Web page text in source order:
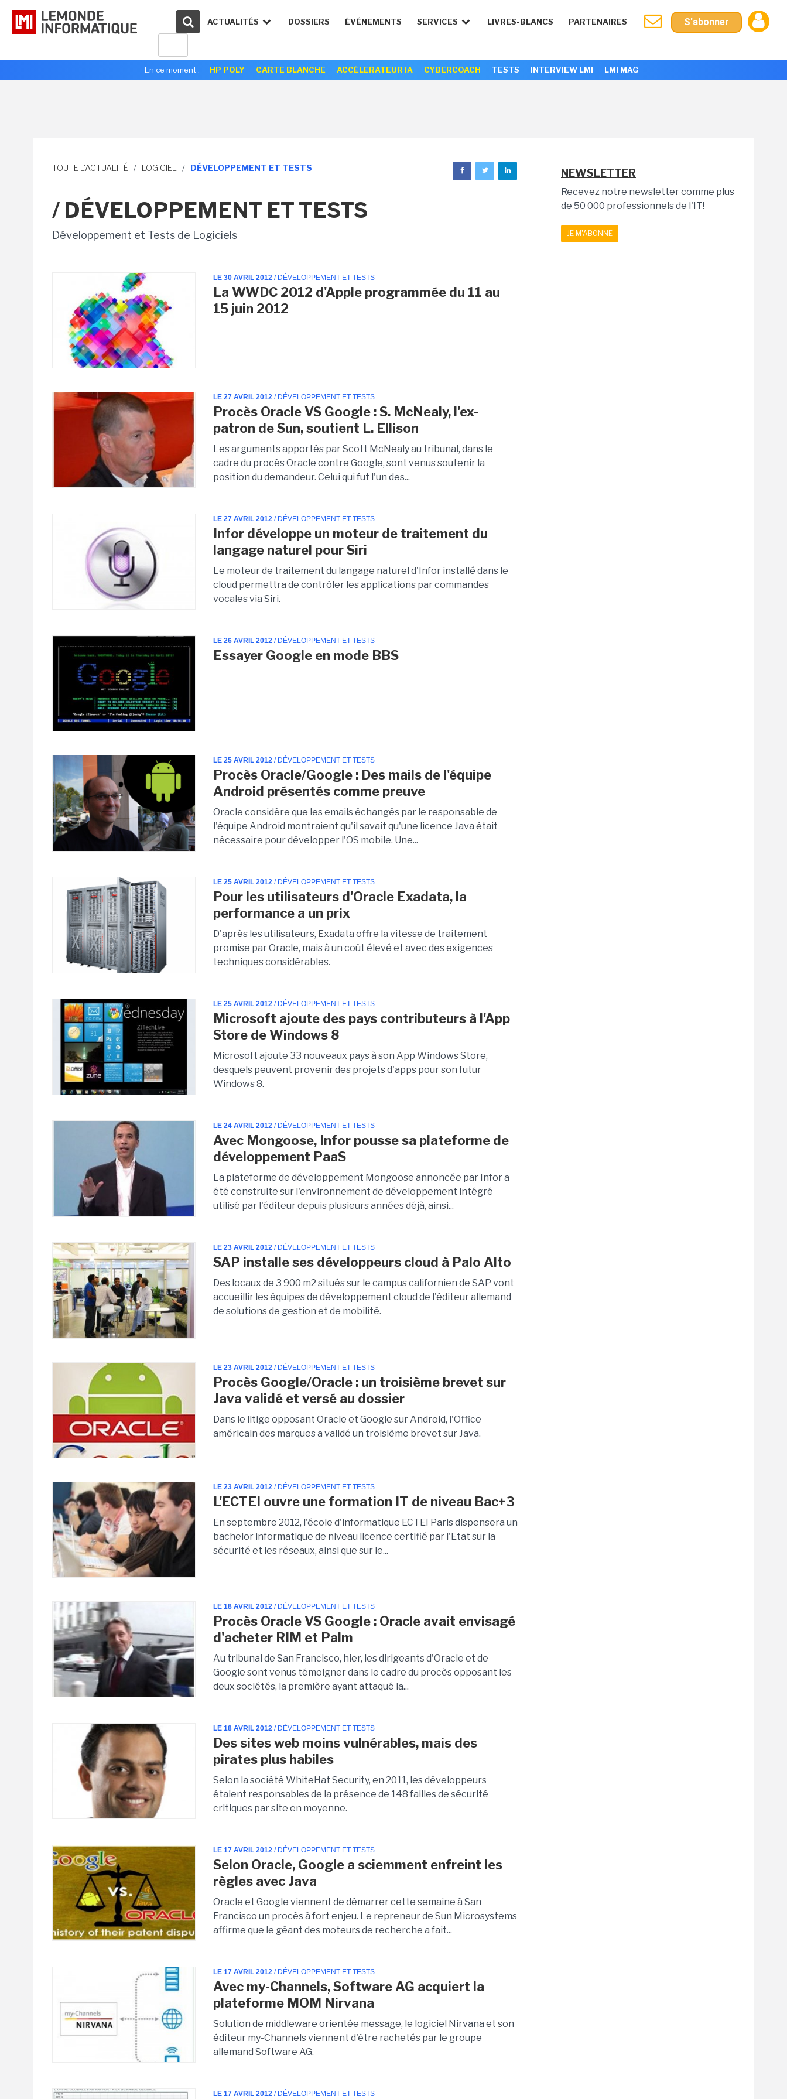
ACTUALITÉS DOSSIERS ÉVÉNEMENTS SERVICES LIVRES-BLANCS PARTENAIRES S'abonner
En ce moment : HP POLY CARTE BLANCHE ACCÉLERATEUR IA CYBERCOACH TESTS INTERVIEW LMI LMI MAG
TOUTE L'ACTUALITÉ / LOGICIEL / DÉVELOPPEMENT ET TESTS
/ DÉVELOPPEMENT ET TESTS
Développement et Tests de Logiciels
LE 30 AVRIL 2012 / DÉVELOPPEMENT ET TESTS
La WWDC 2012 d'Apple programmée du 11 au
15 juin 2012
LE 27 AVRIL 2012 / DÉVELOPPEMENT ET TESTS
Procès Oracle VS Google : S. McNealy, l'ex-
patron de Sun, soutient L. Ellison
Les arguments apportés par Scott McNealy au tribunal, dans le
cadre du procès Oracle contre Google, sont venus soutenir la
position du demandeur. Celui qui fut l'un des...
LE 27 AVRIL 2012 / DÉVELOPPEMENT ET TESTS
Infor développe un moteur de traitement du
langage naturel pour Siri
Le moteur de traitement du langage naturel d'Infor installé dans le
cloud permettra de contrôler les applications par commandes
vocales via Siri.
LE 26 AVRIL 2012 / DÉVELOPPEMENT ET TESTS
Essayer Google en mode BBS
LE 25 AVRIL 2012 / DÉVELOPPEMENT ET TESTS
Procès Oracle/Google : Des mails de l'équipe
Android présentés comme preuve
Oracle considère que les emails échangés par le responsable de
l'équipe Android montraient qu'il savait qu'une licence Java était
nécessaire pour développer l'OS mobile. Une...
LE 25 AVRIL 2012 / DÉVELOPPEMENT ET TESTS
Pour les utilisateurs d'Oracle Exadata, la
performance a un prix
D'après les utilisateurs, Exadata offre la vitesse de traitement
promise par Oracle, mais à un coût élevé et avec des exigences
techniques considérables.
LE 25 AVRIL 2012 / DÉVELOPPEMENT ET TESTS
Microsoft ajoute des pays contributeurs à l'App
Store de Windows 8
Microsoft ajoute 33 nouveaux pays à son App Windows Store,
desquels peuvent provenir des projets d'apps pour son futur
Windows 8.
LE 24 AVRIL 2012 / DÉVELOPPEMENT ET TESTS
Avec Mongoose, Infor pousse sa plateforme de
développement PaaS
La plateforme de développement Mongoose annoncée par Infor a
été construite sur l'environnement de développement intégré
utilisé par l'éditeur depuis plusieurs années déjà, ainsi...
LE 23 AVRIL 2012 / DÉVELOPPEMENT ET TESTS
SAP installe ses développeurs cloud à Palo Alto
Des locaux de 3 900 m2 situés sur le campus californien de SAP vont
accueillir les équipes de développement cloud de l'éditeur allemand
de solutions de gestion et de mobilité.
LE 23 AVRIL 2012 / DÉVELOPPEMENT ET TESTS
Procès Google/Oracle : un troisième brevet sur
Java validé et versé au dossier
Dans le litige opposant Oracle et Google sur Android, l'Office
américain des marques a validé un troisième brevet sur Java.
LE 23 AVRIL 2012 / DÉVELOPPEMENT ET TESTS
L'ECTEI ouvre une formation IT de niveau Bac+3
En septembre 2012, l'école d'informatique ECTEI Paris dispensera un
bachelor informatique de niveau licence certifié par l'Etat sur la
sécurité et les réseaux, ainsi que sur le...
LE 18 AVRIL 2012 / DÉVELOPPEMENT ET TESTS
Procès Oracle VS Google : Oracle avait envisagé
d'acheter RIM et Palm
Au tribunal de San Francisco, hier, les dirigeants d'Oracle et de
Google sont venus témoigner dans le cadre du procès opposant les
deux sociétés, la première ayant attaqué la...
LE 18 AVRIL 2012 / DÉVELOPPEMENT ET TESTS
Des sites web moins vulnérables, mais des
pirates plus habiles
Selon la société WhiteHat Security, en 2011, les développeurs
étaient responsables de la présence de 148 failles de sécurité
critiques par site en moyenne.
LE 17 AVRIL 2012 / DÉVELOPPEMENT ET TESTS
Selon Oracle, Google a sciemment enfreint les
règles avec Java
Oracle et Google viennent de démarrer cette semaine à San
Francisco un procès à fort enjeu. Le repreneur de Sun Microsystems
affirme que le géant des moteurs de recherche a fait...
LE 17 AVRIL 2012 / DÉVELOPPEMENT ET TESTS
Avec my-Channels, Software AG acquiert la
plateforme MOM Nirvana
Solution de middleware orientée message, le logiciel Nirvana et son
éditeur my-Channels viennent d'être rachetés par le groupe
allemand Software AG.
LE 17 AVRIL 2012 / DÉVELOPPEMENT ET TESTS
NEWSLETTER
Recevez notre newsletter comme plus
de 50 000 professionnels de l'IT!
JE M'ABONNE